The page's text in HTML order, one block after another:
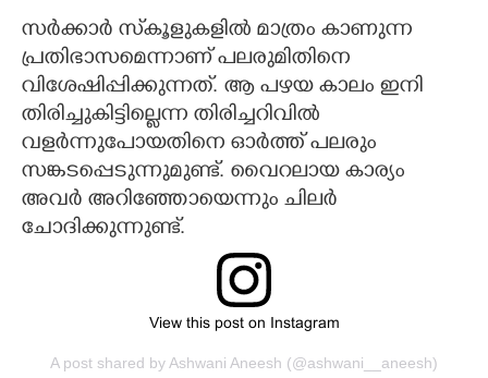
സർക്കാ‌ർ സ്‌കൂളുകളിൽ മാത്രം കാണുന്ന
പ്രതിഭാസമെന്നാണ് പലരുമിതിനെ
വിശേഷിപ്പിക്കുന്നത്. ആ പഴയ കാലം ഇനി
തിരിച്ചുകിട്ടില്ലെന്ന തിരിച്ചറിവിൽ
വളർന്നുപോയതിനെ ഓർത്ത് പലരും
സങ്കടപ്പെടുന്നുമുണ്ട്. വൈറലായ കാര്യം
അവർ അറിഞ്ഞോയെന്നും ചിലർ
ചോദിക്കുന്നുണ്ട്.
View this post on Instagram
A post shared by Ashwani Aneesh (@ashwani__aneesh)